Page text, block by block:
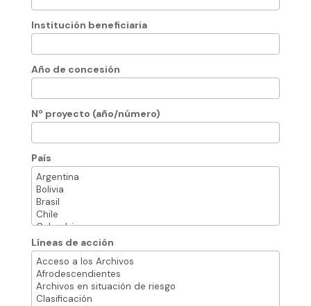
Institución beneficiaria
Año de concesión
Nº proyecto (año/número)
País
Líneas de acción